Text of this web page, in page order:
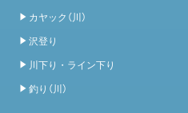
カヤック（川）
沢登り
川下り・ライン下り
釣り（川）